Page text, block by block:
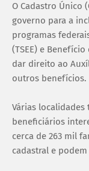
O Cadastro Único
governo para a
programas
(TSEE) e
dar direito ao
outros benefícios.
Várias
beneficiários
cerca de 263 mil
cadastral e